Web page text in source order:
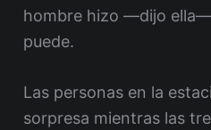
hombre hizo —dijo
puede.
Las personas en la
sorpresa mientras las